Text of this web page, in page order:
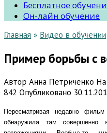
Бесплатное
Он-лайн обучение
Главная » Видео в обучении
Пример борьбы с
Автор Анна Петриченко
842 Опубликовано
Пересматривая недавно
обнаружила там совершенно